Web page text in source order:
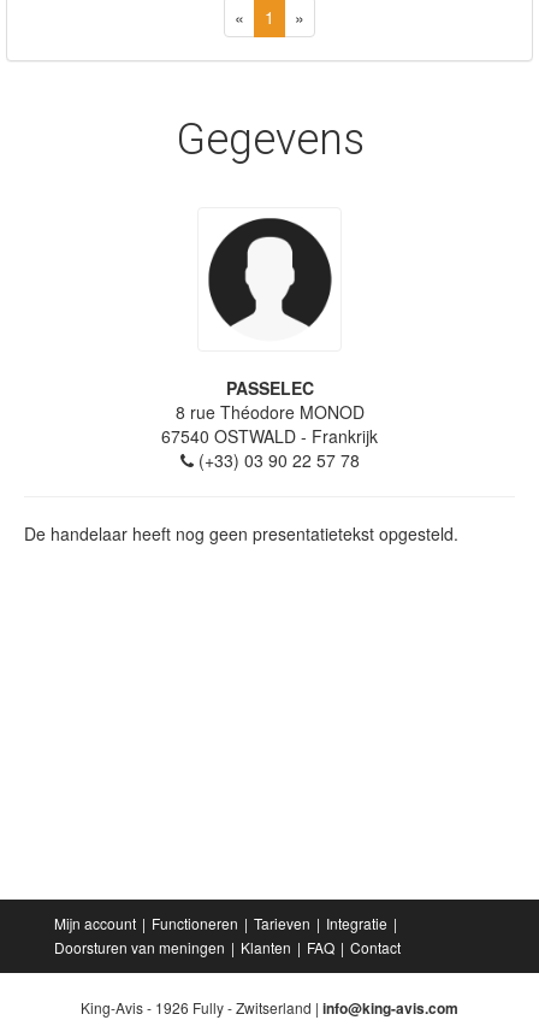
« 1 »
Gegevens
PASSELEC
8 rue Théodore MONOD
67540 OSTWALD - Frankrijk
(+33) 03 90 22 57 78
De handelaar heeft nog geen presentatietekst opgesteld.
Mijn account Functioneren Tarieven
Integratie
Doorsturen van meningen
Klanten FAQ Contact
King-Avis - 1926 Fully - Zwitserland | info@king-avis.com